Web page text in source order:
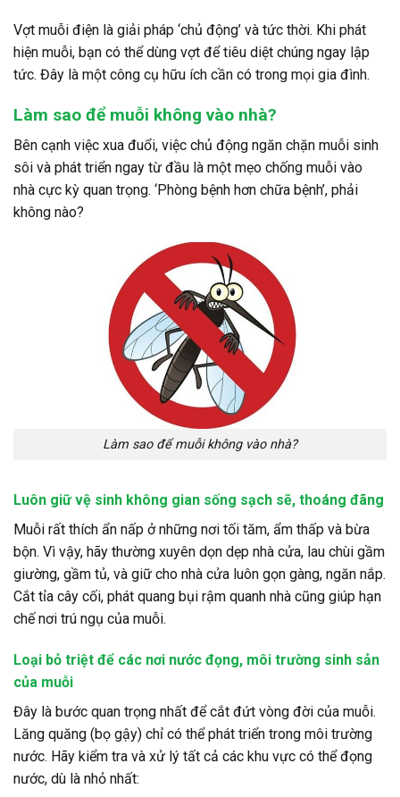
Vợt muỗi điện là giải pháp ‘chủ động’ và tức thời. Khi phát
hiện muỗi, bạn có thể dùng vợt để tiêu diệt chúng ngay lập
tức. Đây là một công cụ hữu ích cần có trong mọi gia đình.
Làm sao để muỗi không vào nhà?
Bên cạnh việc xua đuổi, việc chủ động ngăn chặn muỗi sinh
sôi và phát triển ngay từ đầu là một mẹo chống muỗi vào
nhà cực kỳ quan trọng. ‘Phòng bệnh hơn chữa bệnh’, phải
không nào?
Làm sao để muỗi không vào nhà?
Luôn giữ vệ sinh không gian sống sạch sẽ, thoáng đãng
Muỗi rất thích ẩn nấp ở những nơi tối tăm, ẩm thấp và bừa
bộn. Vì vậy, hãy thường xuyên dọn dẹp nhà cửa, lau chùi gầm
giường, gầm tủ, và giữ cho nhà cửa luôn gọn gàng, ngăn nắp.
Cắt tỉa cây cối, phát quang bụi rậm quanh nhà cũng giúp hạn
chế nơi trú ngụ của muỗi.
Loại bỏ triệt để các nơi nước đọng, môi trường sinh sản
của muỗi
Đây là bước quan trọng nhất để cắt đứt vòng đời của muỗi.
Lăng quăng (bọ gậy) chỉ có thể phát triển trong môi trường
nước. Hãy kiểm tra và xử lý tất cả các khu vực có thể đọng
nước, dù là nhỏ nhất: